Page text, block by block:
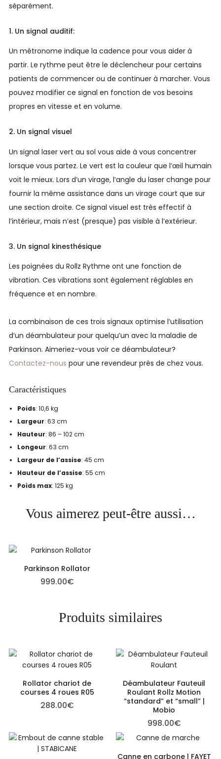
séparément.
1. Un signal auditif:
Un métronome indique la cadence pour vous aider à
partir. Le rythme peut être le déclencheur pour certains
patients de commencer ou de continuer à marcher. Vous
pouvez modifier ce signal en fonction de vos besoins
propres en vitesse et en volume.
2. Un signal visuel
Un signal laser vert au sol vous aide à vous concentrer
lorsque vous partez. Le vert est la couleur que l’œil humain
voit le mieux. Lors d’un virage, l’angle du laser change pour
fournir la même assistance dans un virage court que sur
une section droite. Ce signal visuel est très effectif à
l’intérieur, mais n’est (presque) pas visible à l’extérieur.
3. Un signal kinesthésique
Les poignées du Rollz Rythme ont une fonction de
vibration. Ces vibrations sont également réglables en
fréquence et en nombre.
La combinaison de ces trois signaux optimise l’utilisation
d’un déambulateur pour quelqu’un avec la maladie de
Parkinson. Aimeriez-vous voir ce déambulateur?
Contactez-nous pour une revendeur près de chez vous.
Caractéristiques
Poids: 10,6 kg
Largeur: 63 cm
Hauteur: 86 – 102 cm
Longeur: 63 cm
Largeur de l’assise: 45 cm
Hauteur de l’assise: 55 cm
Poids max: 125 kg
Vous aimerez peut-être aussi…
Parkinson Rollator
999.00€
Produits similaires
Rollator chariot de
courses 4 roues R05
288.00€
Déambulateur Fauteuil
Roulant Rollz Motion
“standard” et “small” |
Mobio
998.00€
Canne en carbone | FAYET